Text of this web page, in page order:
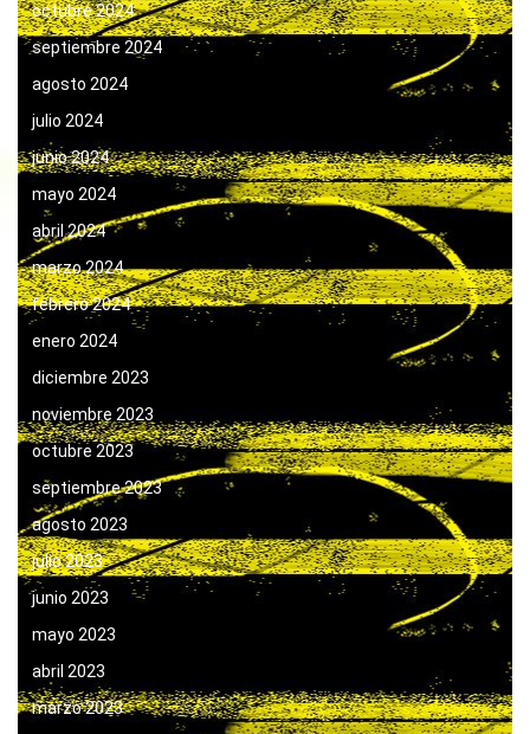
octubre 2024
septiembre 2024
agosto 2024
julio 2024
junio 2024
mayo 2024
abril 2024
marzo 2024
febrero 2024
enero 2024
diciembre 2023
noviembre 2023
octubre 2023
septiembre 2023
agosto 2023
julio 2023
junio 2023
mayo 2023
abril 2023
marzo 2023